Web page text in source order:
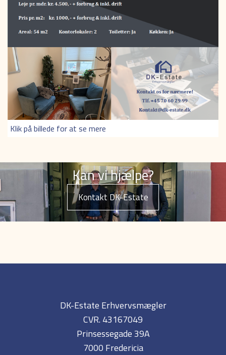
Klik på billede for at se mere
Kan vi hjælpe?
Kontakt DK-Estate
DK-Estate Erhvervsmægler
CVR. 43167049
Prinsessegade 39A
7000 Fredericia